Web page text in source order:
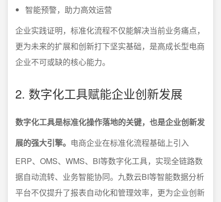
智能预警，助力高效运营
企业实践证明，标准化流程不仅能解决当前业务痛点，
更为未来的扩展和创新打下坚实基础，是高成长型电商
企业不可或缺的核心能力。
2. 数字化工具赋能企业创新发展
数字化工具是标准化操作落地的关键，也是企业创新发
展的强大引擎。 电商企业在标准化流程基础上引入
ERP、OMS、WMS、BI等数字化工具，实现全链路数
据自动流转、业务智能协同。九数云BI等智能数据分析
平台不仅提升了报表自动化和管理效率，更为企业创新